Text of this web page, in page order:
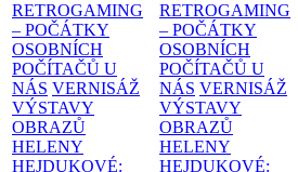
RETROGAMING
– POČÁTKY
OSOBNÍCH
POČÍTAČŮ U
NÁS VERNISÁŽ
VÝSTAVY
OBRAZŮ
HELENY
HEJDUKOVÉ:
RETROGAMING
– POČÁTKY
OSOBNÍCH
POČÍTAČŮ U
NÁS VERNISÁŽ
VÝSTAVY
OBRAZŮ
HELENY
HEJDUKOVÉ: